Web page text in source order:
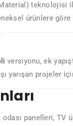
teknolojisi
ürünlere
versiyonu, ek
yarışan projeler
odası panelleri,